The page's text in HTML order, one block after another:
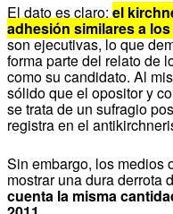
El dato es claro: el
adhesión similares a los
son ejecutivas, lo que
forma parte del relato de
como su candidato. Al
sólido que el opositor y
se trata de un sufragio
registra en el
Sin embargo, los medios
mostrar una dura derrota
cuenta la misma